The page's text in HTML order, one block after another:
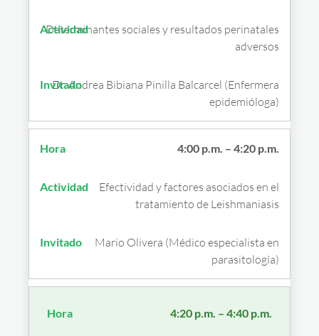
Determinantes sociales y resultados perinatales
adversos
Dr. Andrea Bibiana Pinilla Balcarcel (Enfermera
epidemióloga)
4:00 p.m. – 4:20 p.m.
Efectividad y factores asociados en el
tratamiento de Leishmaniasis
Mario Olivera (Médico especialista en
parasitología)
4:20 p.m. – 4:40 p.m.